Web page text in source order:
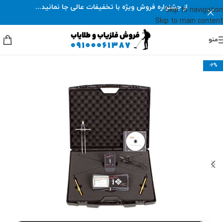
Skip to navigation
Skip to main content
از جشنواره فروش ویژه با تخفیفات عالی جا نمانید...
منو
-2%